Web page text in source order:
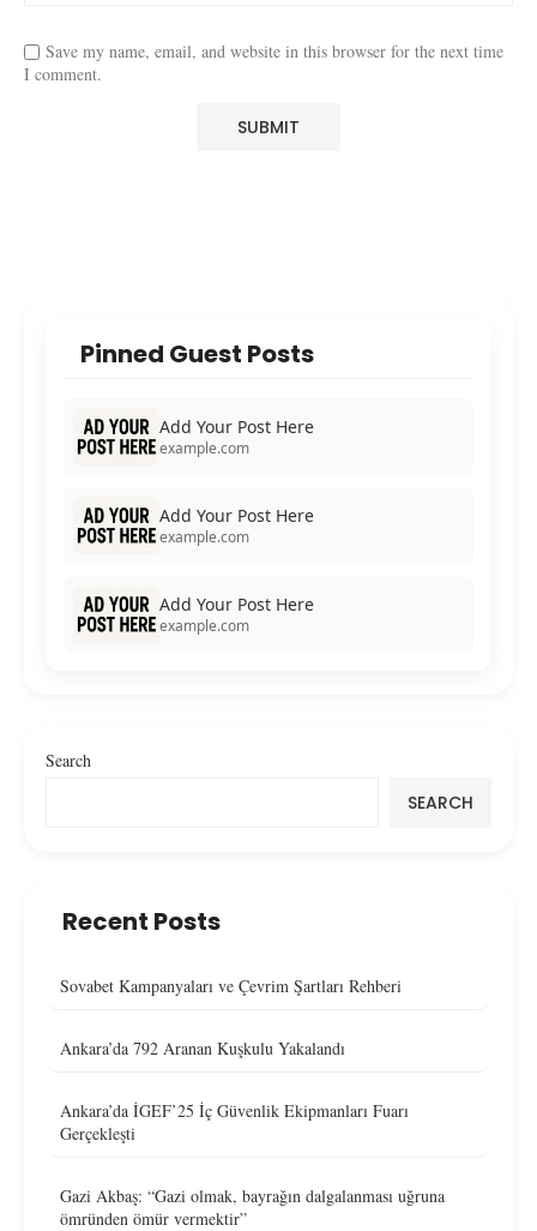
Save my name, email, and website in this browser for the next time
I comment.
Pinned Guest Posts
Add Your Post Here
example.com
Add Your Post Here
example.com
Add Your Post Here
example.com
Search
SEARCH
Recent Posts
Sovabet Kampanyaları ve Çevrim Şartları Rehberi
Ankara’da 792 Aranan Kuşkulu Yakalandı
Ankara’da İGEF’25 İç Güvenlik Ekipmanları Fuarı
Gerçekleşti
Gazi Akbaş: “Gazi olmak, bayrağın dalgalanması uğruna
ömründen ömür vermektir”